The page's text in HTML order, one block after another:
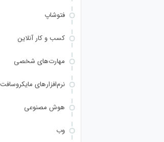
فتوشاپ
کسب و کار آنلاین
مهارت‌های شخصی
نرم‌افزارهای مایکروسافت
هوش مصنوعی
وب